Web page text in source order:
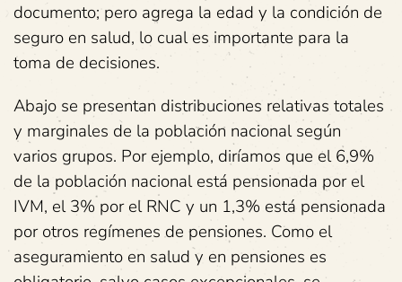
documento; pero agrega la edad y la condición de
seguro en salud, lo cual es importante para la
toma de decisiones.
Abajo se presentan distribuciones relativas totales
y marginales de la población nacional según
varios grupos. Por ejemplo, diríamos que el 6,9%
de la población nacional está pensionada por el
IVM, el 3% por el RNC y un 1,3% está pensionada
por otros regímenes de pensiones. Como el
aseguramiento en salud y en pensiones es